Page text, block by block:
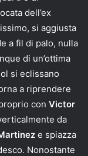
dell’ex
si aggiusta
a fil di palo, nulla
di un’ottima
si eclissano
a riprendere
con Victor
da
e spiazza
Nonostante